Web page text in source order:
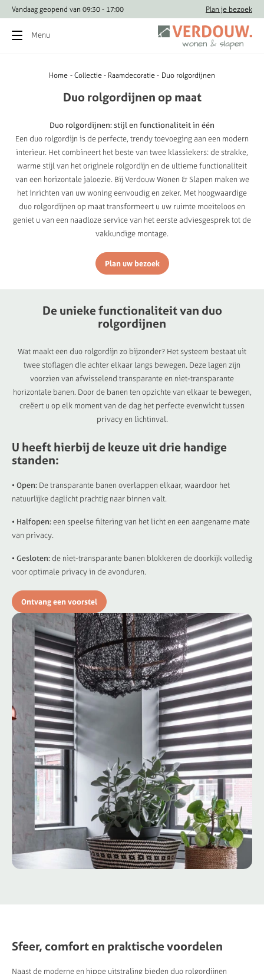
Vandaag geopend van 09:30 - 17:00 Vragen? Bel direct:
Plan je bezoek
Menu
Home Collectie Raamdecoratie Duo rolgordijnen
Duo rolgordijnen op maat
Duo rolgordijnen: stijl en functionaliteit in één
Een duo rolgordijn is de perfecte, trendy toevoeging aan een modern
interieur. Het combineert het beste van twee klassiekers: de strakke,
warme stijl van het originele rolgordijn en de ultieme functionaliteit
van een horizontale jaloezie. Bij Verdouw Wonen & Slapen maken we
het inrichten van uw woning eenvoudig en zeker. Met hoogwaardige
duo rolgordijnen op maat transformeert u uw ruimte moeiteloos en
geniet u van een naadloze service van het eerste adviesgesprek tot de
vakkundige montage.
Plan uw bezoek
De uniekefunctionaliteitvan duo
rolgordijnen
Wat maakt een duo rolgordijn zo bijzonder? Het systeem bestaat uit
twee stoflagen die achter elkaar langs bewegen. Deze lagen zijn
voorzien van afwisselend transparante en niet-transparante
horizontale banen. Door de banen ten opzichte van elkaar te bewegen,
creëert u op elk moment van de dag het perfecte evenwicht tussen
privacy en lichtinval.
U heeft hierbij de keuze uit drie handige
standen:
• Open: De transparante banen overlappen elkaar, waardoor het
natuurlijke daglicht prachtig naar binnen valt.
• Halfopen:een speelse filtering van het licht en een aangename mate
van privacy.
• Gesloten: de niet-transparante banen blokkeren de doorkijk volledig
voor optimale privacy in de avonduren.
Ontvang een voorstel
Sfeer, comfort en praktische voordelen
Naast de moderne en hippe uitstraling bieden duo rolgordijnen